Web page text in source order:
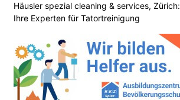
Häusler spezial cleaning & services, Zürich:
Ihre Experten für Tatortreinigung